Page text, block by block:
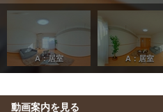
動画案内を見る